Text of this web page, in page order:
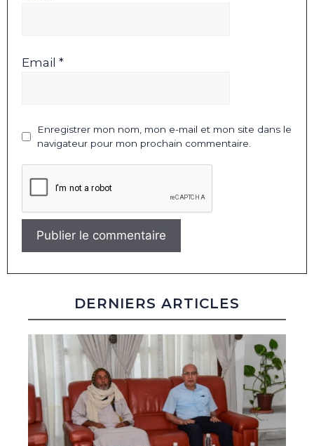
Email *
Enregistrer mon nom, mon e-mail et mon site dans le
navigateur pour mon prochain commentaire.
DERNIERS ARTICLES